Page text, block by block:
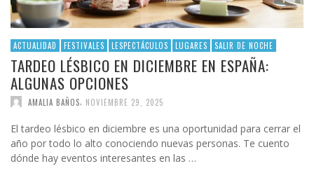
ACTUALIDAD FESTIVALES LESPECTÁCULOS LUGARES SALIR DE NOCHE
TARDEO LÉSBICO EN DICIEMBRE EN ESPAÑA:
ALGUNAS OPCIONES
AMALIA BAÑOS NOVIEMBRE 29, 2025
El tardeo lésbico en diciembre es una oportunidad para cerrar el
año por todo lo alto conociendo nuevas personas. Te cuento
dónde hay eventos interesantes en las …